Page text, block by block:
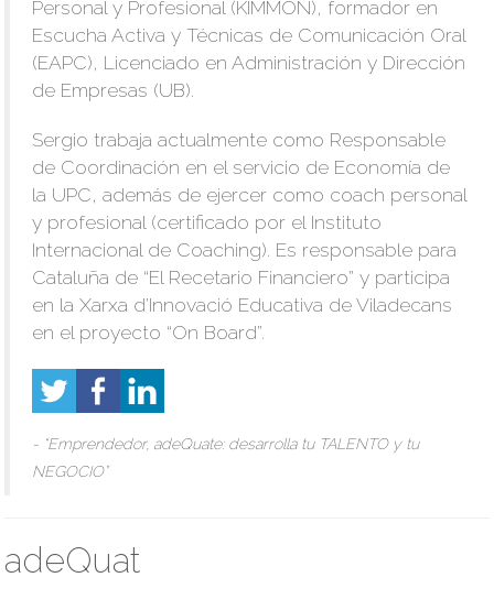
Personal y Profesional (KIMMON), formador en
Escucha Activa y Técnicas de Comunicación Oral
(EAPC), Licenciado en Administración y Dirección
de Empresas (UB).
Sergio trabaja actualmente como Responsable
de Coordinación en el servicio de Economía de
la UPC, además de ejercer como coach personal
y profesional (certificado por el Instituto
Internacional de Coaching). Es responsable para
Cataluña de “El Recetario Financiero” y participa
en la Xarxa d’Innovació Educativa de Viladecans
en el proyecto “On Board”.
- “Emprendedor, adeQuate: desarrolla tu TALENTO y tu
NEGOCIO”
adeQuat